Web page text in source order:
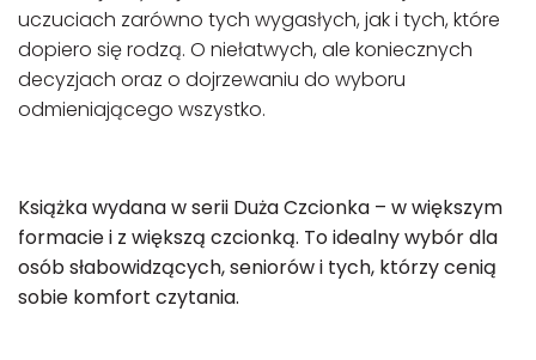
uczuciach zarówno tych wygasłych, jak i tych, które
dopiero się rodzą. O niełatwych, ale koniecznych
decyzjach oraz o dojrzewaniu do wyboru
odmieniającego wszystko.
Książka wydana w serii Duża Czcionka – w większym
formacie i z większą czcionką. To idealny wybór dla
osób słabowidzących, seniorów i tych, którzy cenią
sobie komfort czytania.